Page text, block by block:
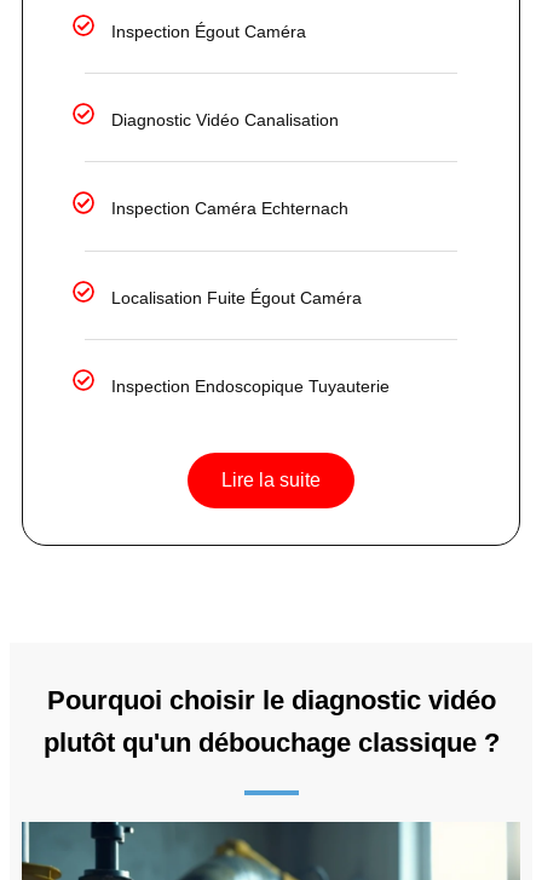
Inspection Égout Caméra
Diagnostic Vidéo Canalisation
Inspection Caméra Echternach
Localisation Fuite Égout Caméra
Inspection Endoscopique Tuyauterie
Lire la suite
Pourquoi choisir le diagnostic vidéo
plutôt qu'un débouchage classique ?